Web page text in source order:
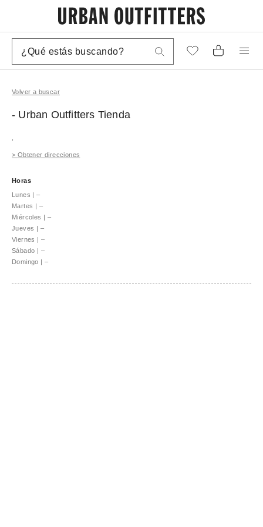
Volver a buscar
- Urban Outfitters Tienda
> Obtener direcciones
Horas
Lunes | –
Martes | –
Miércoles | –
Jueves | –
Viernes | –
Sábado | –
Domingo | –